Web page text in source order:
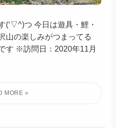
(‘▽^)つ 今日は遊具・鯉・
山の楽しみがつまってる
す ※訪問日：2020年11月